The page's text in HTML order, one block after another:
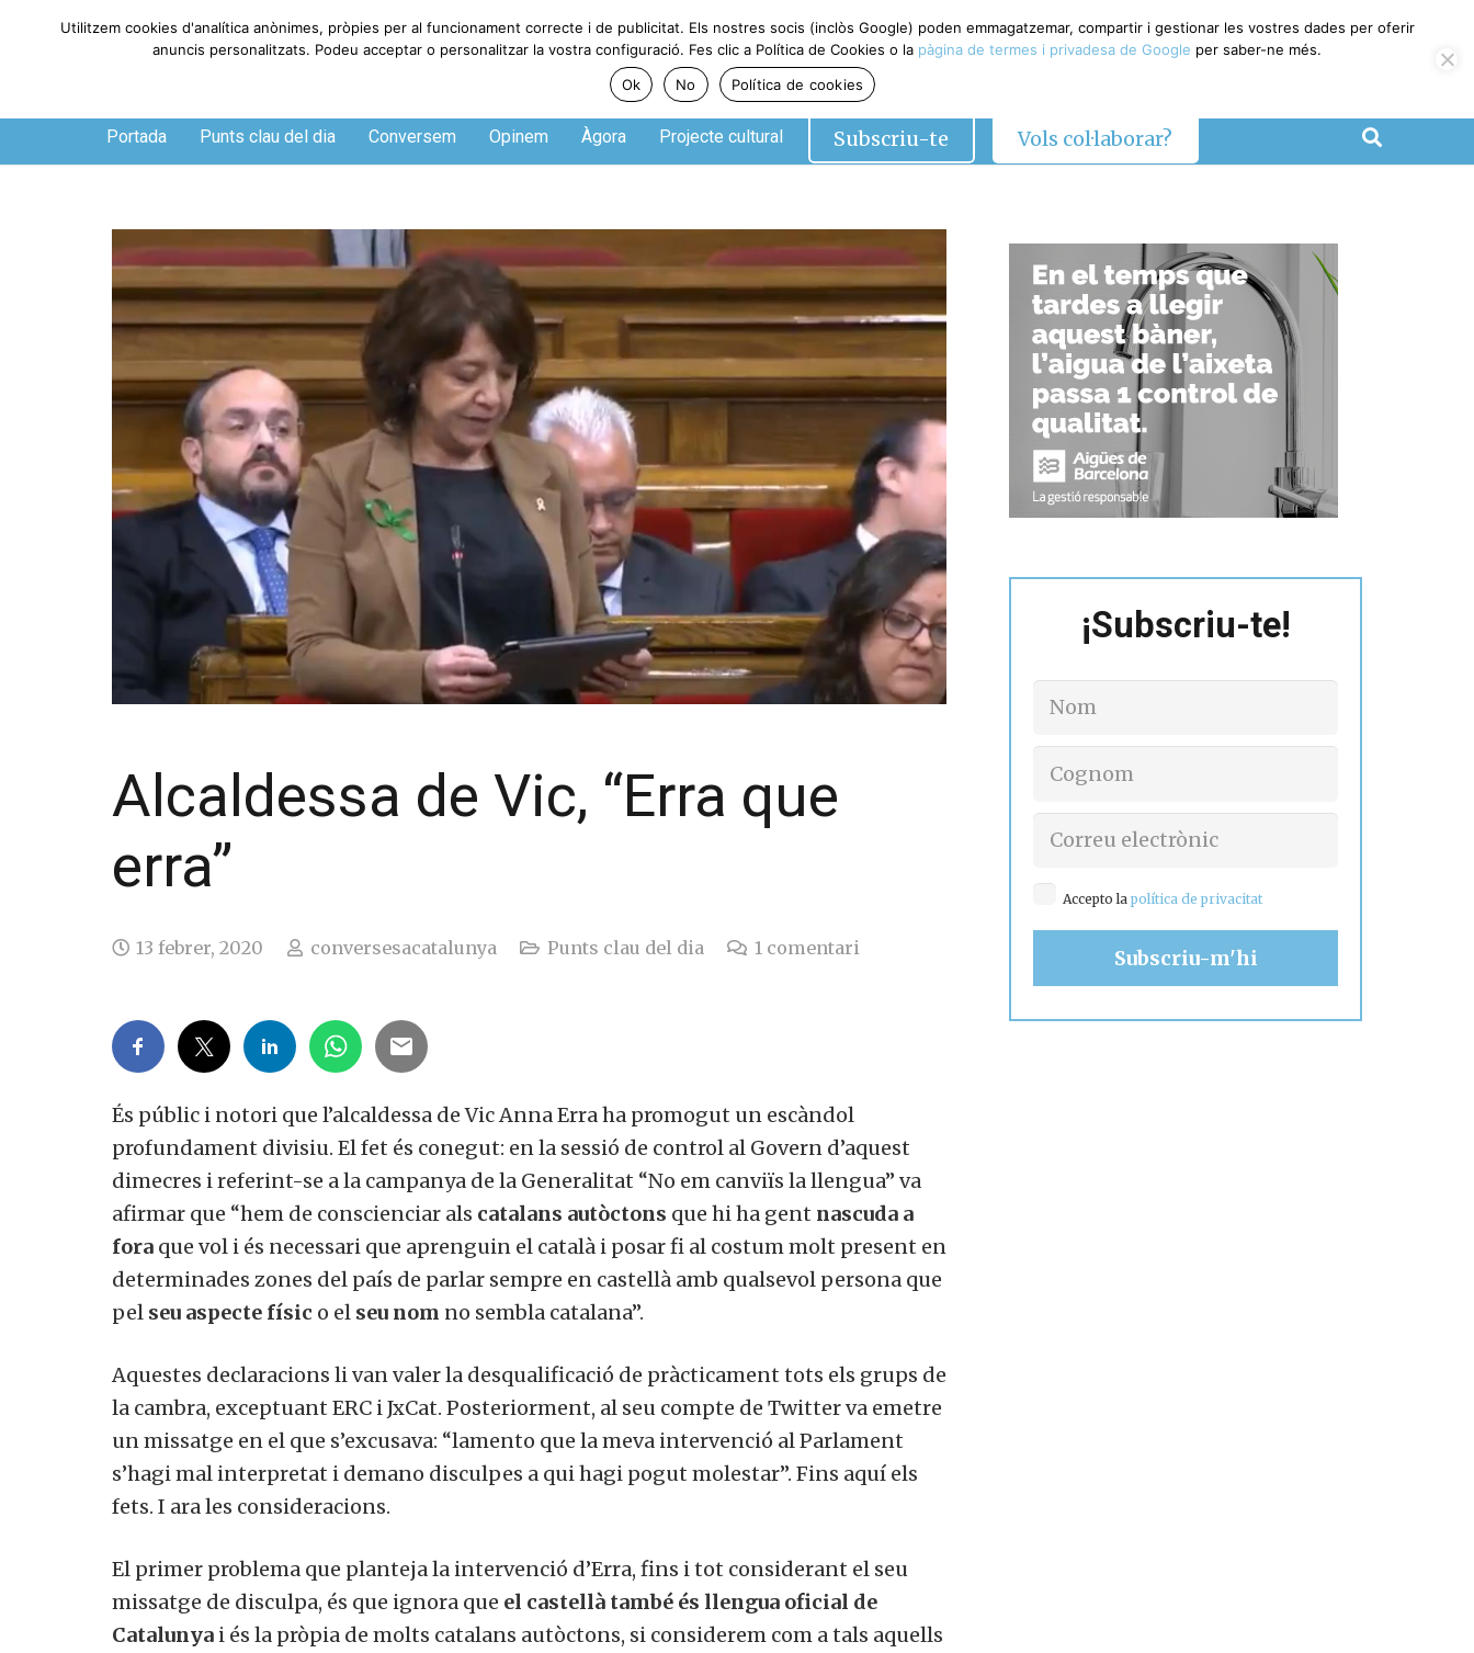
Dijous, 6 de agosto de 2026
Portada Punts clau del dia Conversem Opinem Àgora Projecte cultural Subscriu-te Vols col·laborar?
Alcaldessa de Vic, “Erra que
erra”
13 febrer, 2020 conversesacatalunya Punts clau del dia 1 comentari
És públic i notori que l’alcaldessa de Vic Anna Erra ha promogut un escàndol
profundament divisiu. El fet és conegut: en la sessió de control al Govern d’aquest
dimecres i referint-se a la campanya de la Generalitat “No em canviïs la llengua” va
afirmar que “hem de conscienciar als catalans autòctons que hi ha gent nascuda a
fora que vol i és necessari que aprenguin el català i posar fi al costum molt present en
determinades zones del país de parlar sempre en castellà amb qualsevol persona que
pel seu aspecte físic o el seu nom no sembla catalana”.
Aquestes declaracions li van valer la desqualificació de pràcticament tots els grups de
la cambra, exceptuant ERC i JxCat. Posteriorment, al seu compte de Twitter va emetre
un missatge en el que s’excusava: “lamento que la meva intervenció al Parlament
s’hagi mal interpretat i demano disculpes a qui hagi pogut molestar”. Fins aquí els
fets. I ara les consideracions.
El primer problema que planteja la intervenció d’Erra, fins i tot considerant el seu
missatge de disculpa, és que ignora que el castellà també és llengua oficial de
Catalunya i és la pròpia de molts catalans autòctons, si considerem com a tals aquells
¡Subscriu-te!
Accepto lapolítica de privacitat
Utilitzem cookies d'analítica anònimes, pròpies per al funcionament correcte i de publicitat. Els nostres socis (inclòs Google) poden emmagatzemar, compartir i gestionar les vostres dades per oferir
anuncis personalitzats. Podeu acceptar o personalitzar la vostra configuració. Fes clic a Política de Cookies o la pàgina de termes i privadesa de Google per saber-ne més.
Ok
No Política de cookies